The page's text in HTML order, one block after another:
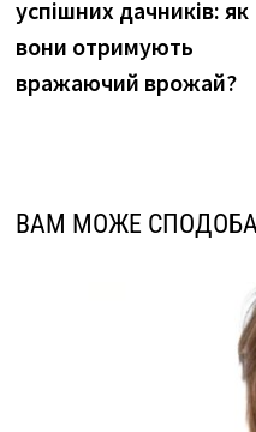
успішних дачників: як
вони отримують
вражаючий врожай?
ВАМ МОЖЕ